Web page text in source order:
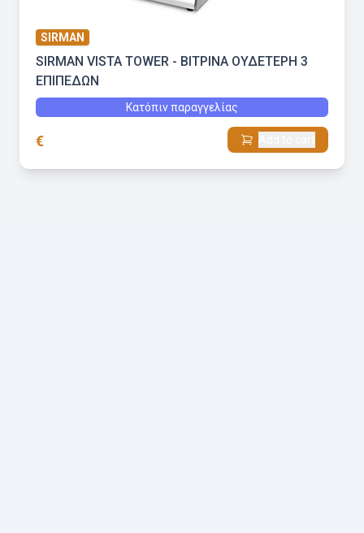
SIRMAN
SIRMAN VISTA TOWER - ΒΙΤΡΙΝΑ ΟΥΔΕΤΕΡΗ 3
ΕΠΙΠΕΔΩΝ
Κατόπιν παραγγελίας
€